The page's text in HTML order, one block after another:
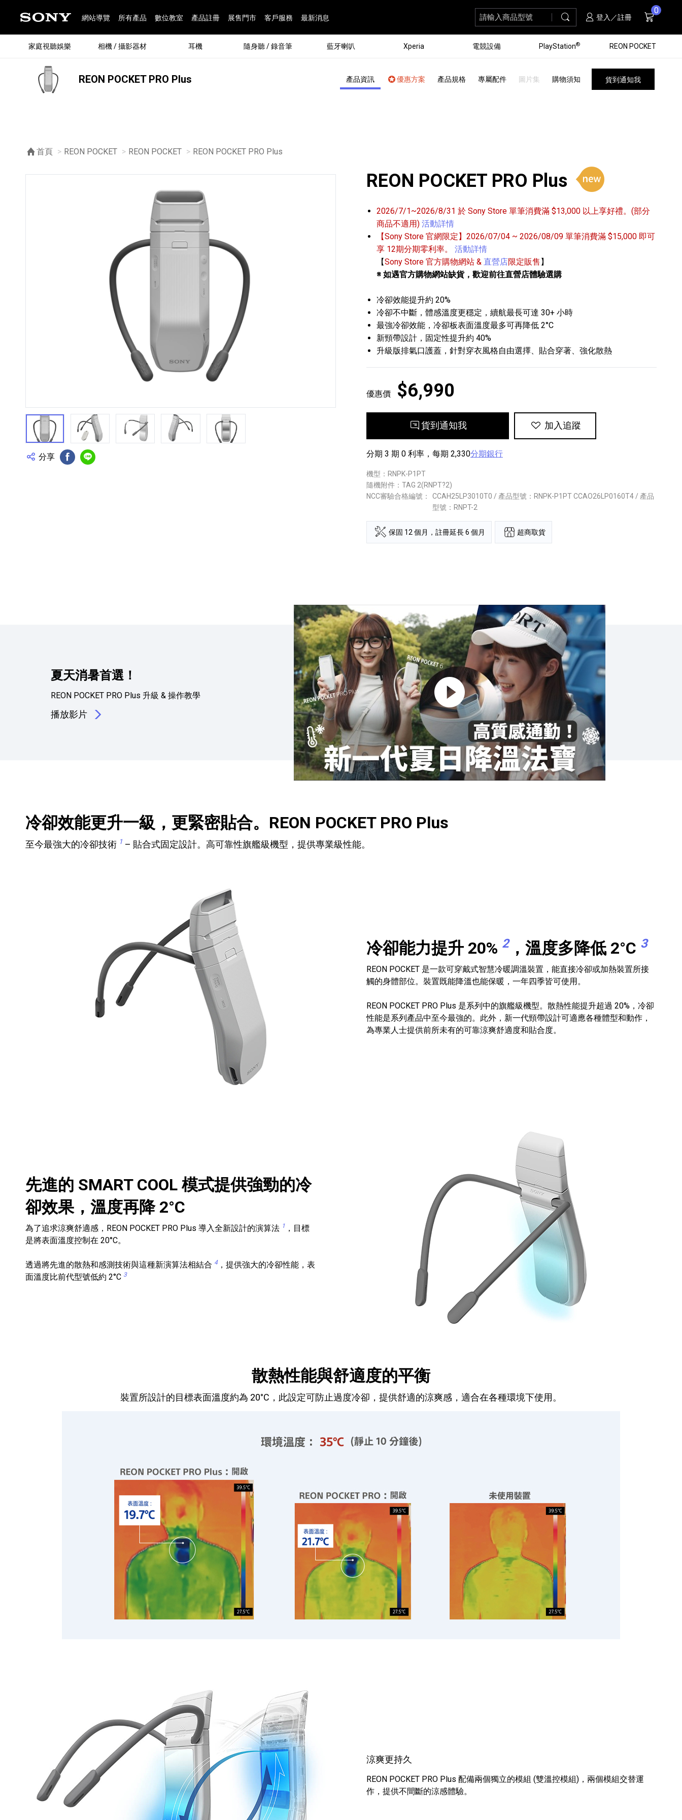
網站導覽 所有產品 數位教室 產品註冊 展售門市 客戶服務 最新消息 請輸入商品型號 搜尋 登入／註冊 購物車
0
項商品
家庭視聽娛樂
家庭劇院 BRAVIA 專屬配件 9個產品 黑膠唱盤 3個產品
11 個產品 藍光播放器
相機 / 攝影器材
α 專屬鏡頭 α 專屬配件 143個產品 ZV 數位相機 16個產品
隨身型數位相機 64 個產品 相機麥克風 / 收錄音組 數位攝影機 / 配件 33個產品 專業攝影器材
耳機
耳機配件
隨身聽 / 錄音筆
Walkman 專屬配件 錄音筆 / 配件 7個產品
藍牙喇叭 Xperia
Xperia 專用配件
電競設備
INZONE 電競耳機 INZONE 電競周邊 7個產品
PlayStation®
PlayStation
REON POCKET
REON POCKET PRO Plus 產品資訊 優惠方案 產品規格 專屬配件 圖片集 購物須知 貨到通知我
首頁 REON POCKET REON POCKET 目前頁面：
REON POCKET PRO Plus
第1張 第2張 第3張 第4張 第5張
分享
FB分享Line分享
REON POCKET PRO Plus
2026/7/1~2026/8/31 於 Sony Store 單筆消費滿 $13,000 以上享好禮。(部分
商品不適用) 活動詳情
【Sony Store 官網限定】2026/07/04 ~ 2026/08/09 單筆消費滿 $15,000 即可
享 12期分期零利率。
活動詳情
【Sony Store 官方購物網站 & 直營店限定販售 】
※ 如遇官方購物網站缺貨，歡迎前往直營店體驗選購
冷卻效能提升約 20%
冷卻不中斷，體感溫度更穩定，續航最長可達 30+ 小時
最強冷卻效能，冷卻板表面溫度最多可再降低 2°C
新頸帶設計，固定性提升約 40%
升級版排氣口護蓋，針對穿衣風格自由選擇、貼合穿著、強化散熱
優惠價 $6,990
貨到通知我 加入追蹤
分期 3 期 0 利率，每期 2,330分期銀行
機型：RNPK-P1PT
隨機附件：TAG 2(RNPT?2)
NCC審驗合格編號：
CCAH25LP3010T0 / 產品型號：RNPK-P1PT CCAO26LP0160T4 / 產品
型號：RNPT-2
保固 12 個月，註冊延長 6 個月 超商取貨
夏天消暑首選！
REON POCKET PRO Plus 升級 & 操作教學
播放影片
點擊播放：夏天消暑首選！
冷卻效能更升一級，更緊密貼合。REON POCKET PRO Plus
至今最強大的冷卻技術 1 – 貼合式固定設計。高可靠性旗艦級機型，提供專業級性能。
冷卻能力提升 20% 2，溫度多降低 2°C 3
REON POCKET 是一款可穿戴式智慧冷暖調溫裝置，能直接冷卻或加熱裝置所接
觸的身體部位。裝置既能降溫也能保暖，一年四季皆可使用。
REON POCKET PRO Plus 是系列中的旗艦級機型。散熱性能提升超過 20%，冷卻
性能是系列產品中至今最強的。此外，新一代頸帶設計可適應各種體型和動作，
為專業人士提供前所未有的可靠涼爽舒適度和貼合度。
先進的 SMART COOL 模式提供強勁的冷
卻效果，溫度再降 2°C
為了追求涼爽舒適感，REON POCKET PRO Plus 導入全新設計的演算法 1 ，目標
是將表面溫度控制在 20°C。
透過將先進的散熱和感測技術與這種新演算法相結合 4 ，提供強大的冷卻性能，表
面溫度比前代型號低約 2°C 3
散熱性能與舒適度的平衡
裝置所設計的目標表面溫度約為 20°C，此設定可防止過度冷卻，提供舒適的涼爽感，適合在各種環境下使用。
涼爽更持久
REON POCKET PRO Plus 配備兩個獨立的模組 (雙溫控模組)，兩個模組交替運
作，提供不間斷的涼感體驗。